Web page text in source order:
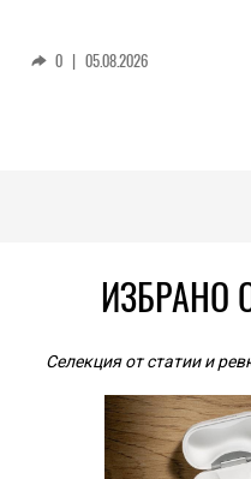
0 | 05.08.2026
ИЗБРАНО
Селекция от статии и